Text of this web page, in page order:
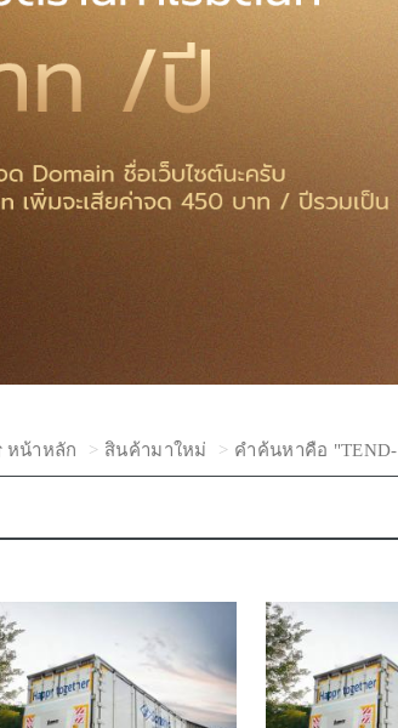
หน้าหลัก สินค้ามาใหม่ คำค้นหาคือ "TEND-